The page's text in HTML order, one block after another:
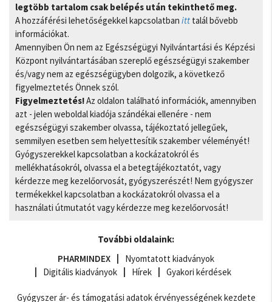
legtöbb tartalom csak belépés után tekinthető meg.
A hozzáférési lehetőségekkel kapcsolatban itt talál bővebb
információkat.
Amennyiben Ön nem az Egészségügyi Nyilvántartási és Képzési
Központ nyilvántartásában szereplő egészségügyi szakember
és/vagy nem az egészségügyben dolgozik, a következő
figyelmeztetés Önnek szól.
Figyelmeztetés!Az oldalon található információk, amennyiben
azt - jelen weboldal kiadója szándékai ellenére - nem
egészségügyi szakember olvassa, tájékoztató jellegűek,
semmilyen esetben sem helyettesítik szakember véleményét!
Gyógyszerekkel kapcsolatban a kockázatokról és
mellékhatásokról, olvassa el a betegtájékoztatót, vagy
kérdezze meg kezelőorvosát, gyógyszerészét! Nem gyógyszer
termékekkel kapcsolatban a kockázatokról olvassa el a
használati útmutatót vagy kérdezze meg kezelőorvosát!
További oldalaink:
PHARMINDEX
Nyomtatott kiadványok
Digitális kiadványok
Hírek Gyakori kérdések
Gyógyszer ár- és támogatási adatok érvényességének kezdete